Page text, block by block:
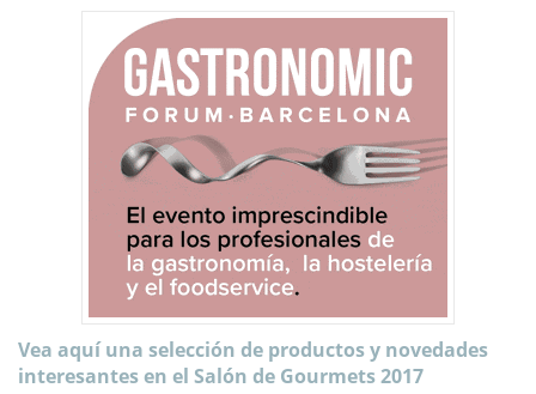
Vea aquí una selección de productos y novedades
interesantes en el Salón de Gourmets 2017